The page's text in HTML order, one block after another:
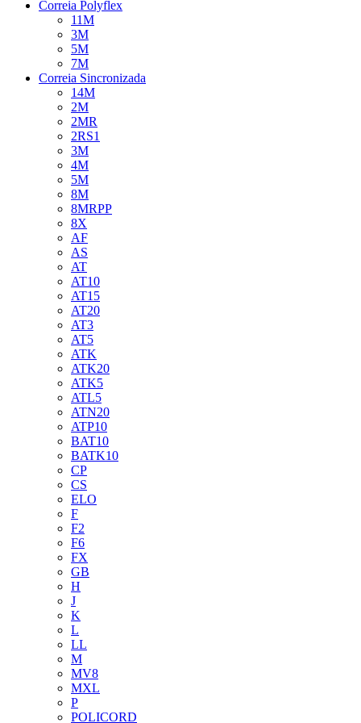
Correia Polyflex
11M
3M
5M
7M
Correia Sincronizada
14M
2M
2MR
2RS1
3M
4M
5M
8M
8MRPP
8X
AF
AS
AT
AT10
AT15
AT20
AT3
AT5
ATK
ATK20
ATK5
ATL5
ATN20
ATP10
BAT10
BATK10
CP
CS
ELO
F
F2
F6
FX
GB
H
J
K
L
LL
M
MV8
MXL
P
POLICORD